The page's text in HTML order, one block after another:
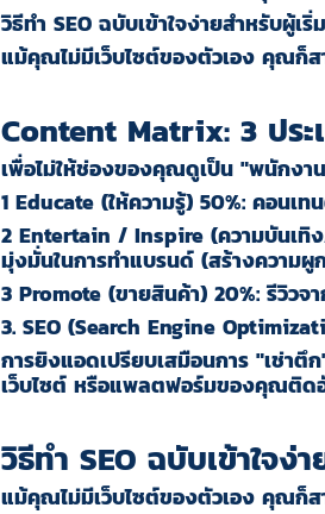
วิธีทำ SEO ฉบับเข้าใจง่ายสำหรับผู้เ
แม้คุณไม่มีเว็บไซต์ของตัวเอง คุณก็ส
Content Matrix: 3 ปร
เพื่อไม่ให้ช่องของคุณดูเป็น "พนักง
1 Educate (ให้ความรู้) 50%: คอนเท
2 Entertain / Inspire (ความบันเทิง
มุ่งมั่นในการทำแบรนด์ (สร้างความ
3 Promote (ขายสินค้า) 20%:รีวิวจ
3. SEO (Search Engine
การยิงแอดเปรียบเสมือนการ "เช่าตึ
เว็บไซต์ หรือแพลตฟอร์มของคุณติด
วิธีทำ SEO ฉบับเข้าใจง่
แม้คุณไม่มีเว็บไซต์ของตัวเอง คุณก็ส